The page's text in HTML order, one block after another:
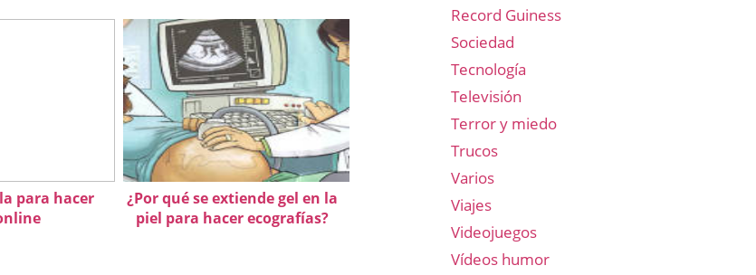
para hacer
¿Por qué se extiende gel en la
piel para hacer ecografías?
Record Guiness
Sociedad
Tecnología
Televisión
Terror y miedo
Trucos
Varios
Viajes
Videojuegos
Vídeos humor